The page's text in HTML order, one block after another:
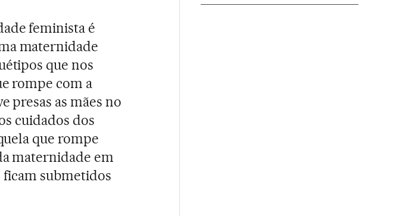
feminista é
maternidade
que nos
rompe com a
presas as mães no
cuidados dos
que rompe
maternidade em
ficam submetidos